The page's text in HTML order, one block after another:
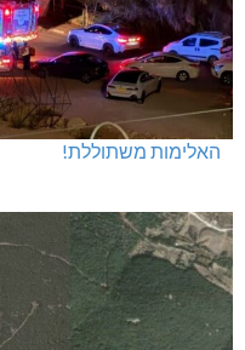
האלימות משתוללת!